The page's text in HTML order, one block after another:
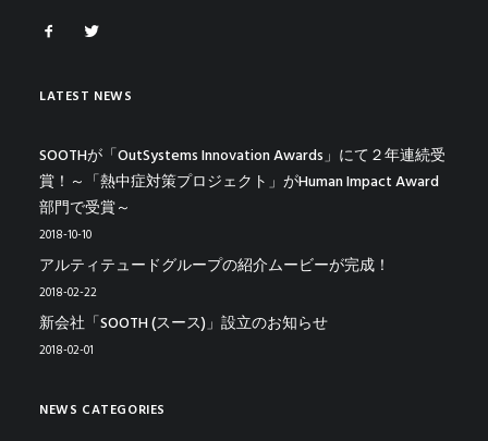
LATEST NEWS
SOOTHが「OutSystems Innovation Awards」にて２年連続受
賞！～「熱中症対策プロジェクト」がHuman Impact Award
部門で受賞～
2018-10-10
アルティテュードグループの紹介ムービーが完成！
2018-02-22
新会社「SOOTH (スース)」設立のお知らせ
2018-02-01
NEWS CATEGORIES